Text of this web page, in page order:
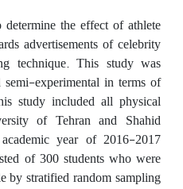
the effect of athlete
advertisements of celebrity
technique. This study was
experimental in terms of
study included all physical
of Tehran and Shahid
year of 2016-2017
of 300 students who were
by stratified random sampling